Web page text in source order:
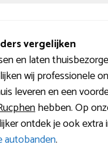
vergelijken
en laten
wij professionele
leveren en een
hebben. Op
ontdek je ook extra
autobanden.